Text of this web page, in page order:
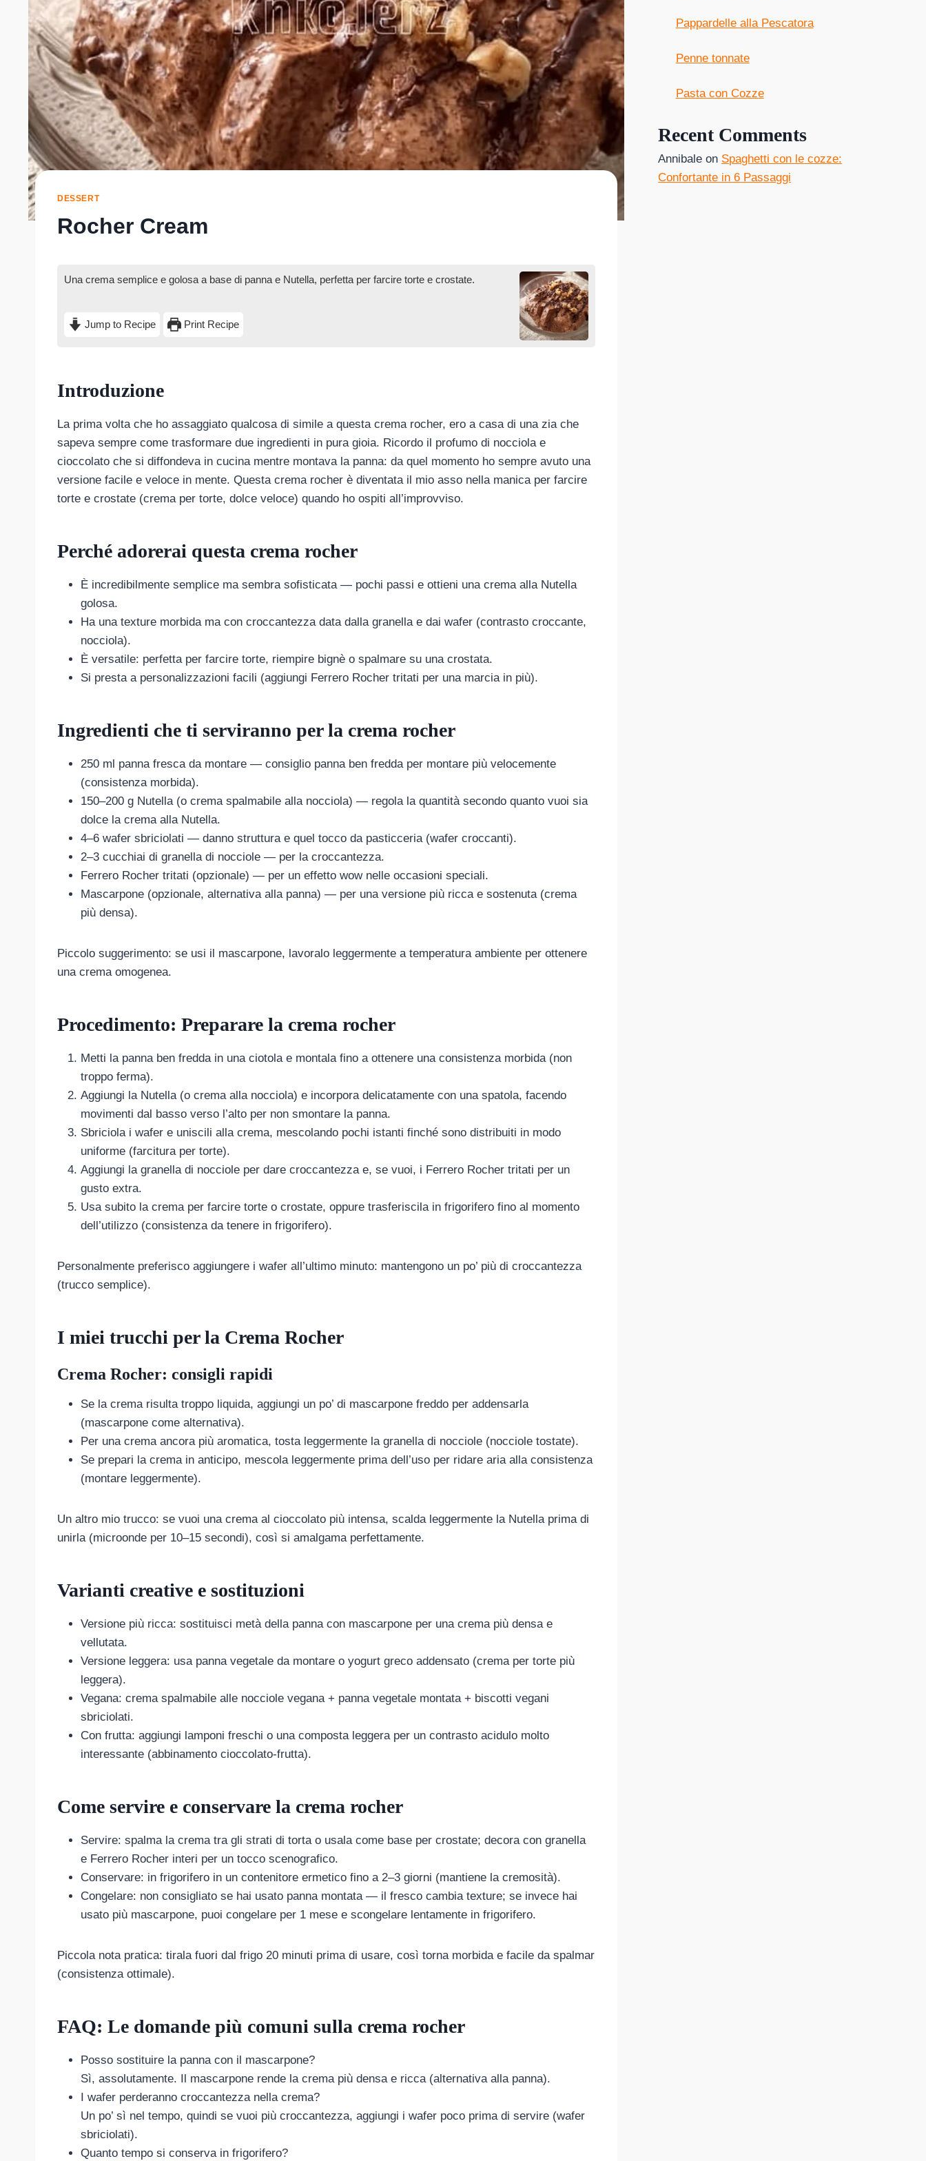
DESSERT
Rocher Cream
Una crema semplice e golosa a base di panna e Nutella, perfetta per farcire torte e crostate.
Jump to Recipe Print Recipe
Introduzione
La prima volta che ho assaggiato qualcosa di simile a questa crema rocher, ero a casa di una zia che
sapeva sempre come trasformare due ingredienti in pura gioia. Ricordo il profumo di nocciola e
cioccolato che si diffondeva in cucina mentre montava la panna: da quel momento ho sempre avuto una
versione facile e veloce in mente. Questa crema rocher è diventata il mio asso nella manica per farcire
torte e crostate (crema per torte, dolce veloce) quando ho ospiti all’improvviso.
Perché adorerai questa crema rocher
È incredibilmente semplice ma sembra sofisticata — pochi passi e ottieni una crema alla Nutella
golosa.
Ha una texture morbida ma con croccantezza data dalla granella e dai wafer (contrasto croccante,
nocciola).
È versatile: perfetta per farcire torte, riempire bignè o spalmare su una crostata.
Si presta a personalizzazioni facili (aggiungi Ferrero Rocher tritati per una marcia in più).
Ingredienti che ti serviranno per la crema rocher
250 ml panna fresca da montare — consiglio panna ben fredda per montare più velocemente
(consistenza morbida).
150–200 g Nutella (o crema spalmabile alla nocciola) — regola la quantità secondo quanto vuoi sia
dolce la crema alla Nutella.
4–6 wafer sbriciolati — danno struttura e quel tocco da pasticceria (wafer croccanti).
2–3 cucchiai di granella di nocciole — per la croccantezza.
Ferrero Rocher tritati (opzionale) — per un effetto wow nelle occasioni speciali.
Mascarpone (opzionale, alternativa alla panna) — per una versione più ricca e sostenuta (crema
più densa).
Piccolo suggerimento: se usi il mascarpone, lavoralo leggermente a temperatura ambiente per ottenere
una crema omogenea.
Procedimento: Preparare la crema rocher
Metti la panna ben fredda in una ciotola e montala fino a ottenere una consistenza morbida (non
troppo ferma).
Aggiungi la Nutella (o crema alla nocciola) e incorpora delicatamente con una spatola, facendo
movimenti dal basso verso l’alto per non smontare la panna.
Sbriciola i wafer e uniscili alla crema, mescolando pochi istanti finché sono distribuiti in modo
uniforme (farcitura per torte).
Aggiungi la granella di nocciole per dare croccantezza e, se vuoi, i Ferrero Rocher tritati per un
gusto extra.
Usa subito la crema per farcire torte o crostate, oppure trasferiscila in frigorifero fino al momento
dell’utilizzo (consistenza da tenere in frigorifero).
Personalmente preferisco aggiungere i wafer all’ultimo minuto: mantengono un po’ più di croccantezza
(trucco semplice).
I miei trucchi per la Crema Rocher
Crema Rocher: consigli rapidi
Se la crema risulta troppo liquida, aggiungi un po’ di mascarpone freddo per addensarla
(mascarpone come alternativa).
Per una crema ancora più aromatica, tosta leggermente la granella di nocciole (nocciole tostate).
Se prepari la crema in anticipo, mescola leggermente prima dell’uso per ridare aria alla consistenza
(montare leggermente).
Un altro mio trucco: se vuoi una crema al cioccolato più intensa, scalda leggermente la Nutella prima di
unirla (microonde per 10–15 secondi), così si amalgama perfettamente.
Varianti creative e sostituzioni
Versione più ricca: sostituisci metà della panna con mascarpone per una crema più densa e
vellutata.
Versione leggera: usa panna vegetale da montare o yogurt greco addensato (crema per torte più
leggera).
Vegana: crema spalmabile alle nocciole vegana + panna vegetale montata + biscotti vegani
sbriciolati.
Con frutta: aggiungi lamponi freschi o una composta leggera per un contrasto acidulo molto
interessante (abbinamento cioccolato-frutta).
Come servire e conservare la crema rocher
Servire: spalma la crema tra gli strati di torta o usala come base per crostate; decora con granella
e Ferrero Rocher interi per un tocco scenografico.
Conservare: in frigorifero in un contenitore ermetico fino a 2–3 giorni (mantiene la cremosità).
Congelare: non consigliato se hai usato panna montata — il fresco cambia texture; se invece hai
usato più mascarpone, puoi congelare per 1 mese e scongelare lentamente in frigorifero.
Piccola nota pratica: tirala fuori dal frigo 20 minuti prima di usare, così torna morbida e facile da spalmar
(consistenza ottimale).
FAQ: Le domande più comuni sulla crema rocher
Posso sostituire la panna con il mascarpone?
Sì, assolutamente. Il mascarpone rende la crema più densa e ricca (alternativa alla panna).
I wafer perderanno croccantezza nella crema?
Un po’ sì nel tempo, quindi se vuoi più croccantezza, aggiungi i wafer poco prima di servire (wafer
sbriciolati).
Quanto tempo si conserva in frigorifero?
Pappardelle alla Pescatora
Penne tonnate
Pasta con Cozze
Recent Comments
Annibale on Spaghetti con le cozze:
Confortante in 6 Passaggi